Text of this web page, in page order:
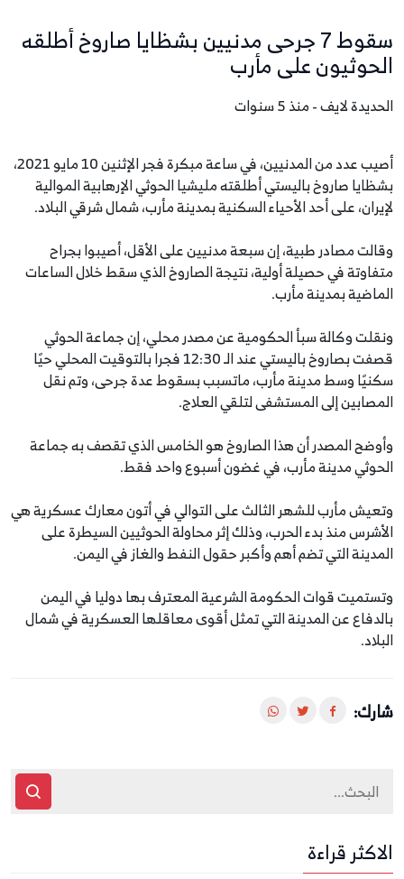
سقوط 7 جرحى مدنيين بشظايا صاروخ أطلقه
الحوثيون على مأرب
الحديدة لايف - منذ 5 سنوات
أصيب عدد من المدنيين، في ساعة مبكرة فجر الإثنين 10 مايو 2021،
بشظايا صاروخ باليستي أطلقته مليشيا الحوثي الإرهابية الموالية
لإيران، على أحد الأحياء السكنية بمدينة مأرب، شمال شرقي البلاد.
وقالت مصادر طبية، إن سبعة مدنيين على الأقل، أصيبوا بجراح
متفاوتة في حصيلة أولية، نتيجة الصاروخ الذي سقط خلال الساعات
الماضية بمدينة مأرب.
ونقلت وكالة سبأ الحكومية عن مصدر محلي، إن جماعة الحوثي
قصفت بصاروخ باليستي عند الـ 12:30 فجرا بالتوقيت المحلي حيًا
سكنيًا وسط مدينة مأرب، ماتسبب بسقوط عدة جرحى، وتم نقل
المصابين إلى المستشفى لتلقي العلاج.
وأوضح المصدر أن هذا الصاروخ هو الخامس الذي تقصف به جماعة
الحوثي مدينة مأرب، في غضون أسبوع واحد فقط.
وتعيش مأرب للشهر الثالث على التوالي في أتون معارك عسكرية هي
الأشرس منذ بدء الحرب، وذلك إثر محاولة الحوثيين السيطرة على
المدينة التي تضم أهم وأكبر حقول النفط والغاز في اليمن.
وتستميت قوات الحكومة الشرعية المعترف بها دوليا في اليمن
بالدفاع عن المدينة التي تمثل أقوى معاقلها العسكرية في شمال
البلاد.
شارك:
الاكثر قراءة